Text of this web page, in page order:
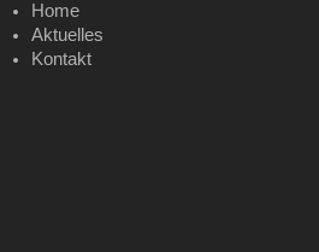
Home
Aktuelles
Kontakt